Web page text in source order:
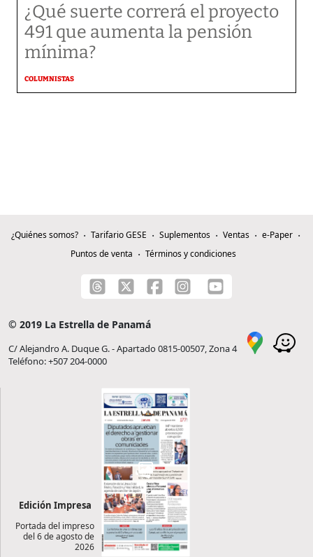
¿Qué suerte correrá el proyecto
491 que aumenta la pensión
mínima?
COLUMNISTAS
¿Quiénes somos? Tarifario GESE Suplementos Ventas
e-Paper
Puntos de venta
Términos y condiciones
© 2019 La Estrella de Panamá
C/ Alejandro A. Duque G. - Apartado 0815-00507, Zona 4
Teléfono: +507 204-0000
Edición Impresa
Portada del impreso
del 6 de agosto de
2026